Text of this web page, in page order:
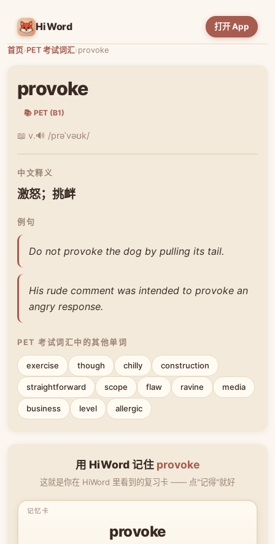
HiWord 打开 App
首页›PET 考试词汇›provoke
provoke
📚 PET (B1)
📖 v.🔊 /prəˈvəʊk/
中文释义
激怒；挑衅
例句
Do not provoke the dog by pulling its tail.
His rude comment was intended to provoke an
angry response.
PET 考试词汇中的其他单词
exercise though chilly construction
straightforward scope flaw ravine media
business level allergic
用 HiWord 记住 provoke
这就是你在 HiWord 里看到的复习卡 —— 点"记得"就好
provoke